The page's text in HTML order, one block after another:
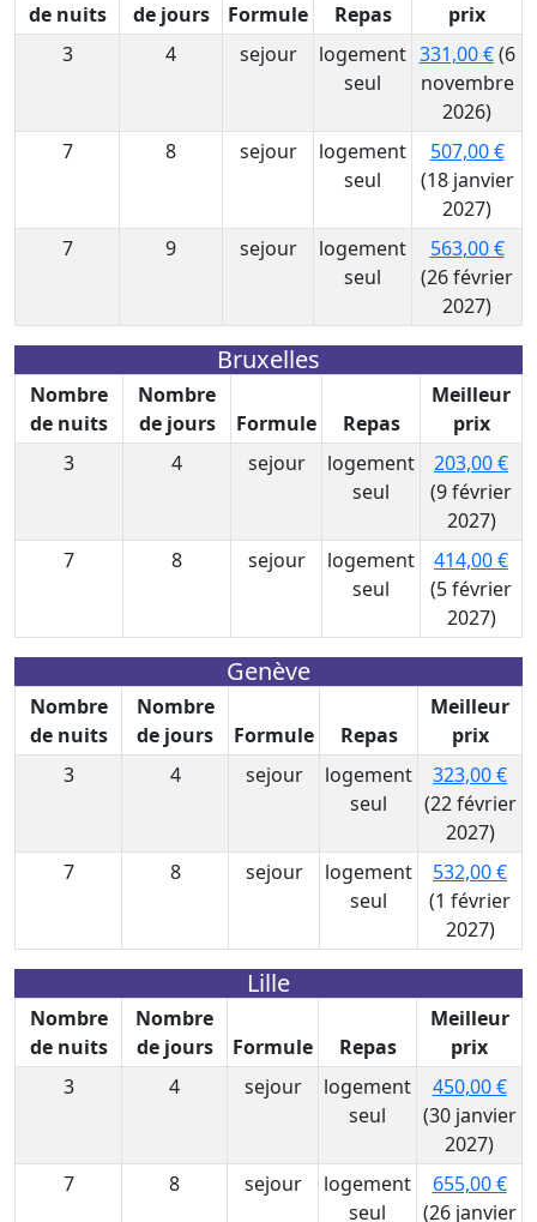
de nuits
de jours
Formule Repas
prix
3
4 sejour
logement
seul
331,00 €(6
novembre
2026)
7
8 sejour
logement
seul
507,00 €
(18 janvier
2027)
7
9 sejour
logement
seul
563,00 €
(26 février
2027)
Bruxelles
Nombre
de nuits
Nombre
de jours
Formule Repas
Meilleur
prix
3
4 sejour
logement
seul
203,00 €
(9 février
2027)
7
8 sejour
logement
seul
414,00 €
(5 février
2027)
Genève
Nombre
de nuits
Nombre
de jours
Formule Repas
Meilleur
prix
3
4 sejour
logement
seul
323,00 €
(22 février
2027)
7
8 sejour
logement
seul
532,00 €
(1 février
2027)
Lille
Nombre
de nuits
Nombre
de jours
Formule Repas
Meilleur
prix
3
4 sejour
logement
seul
450,00 €
(30 janvier
2027)
7
8 sejour
logement
seul
655,00 €
(26 janvier